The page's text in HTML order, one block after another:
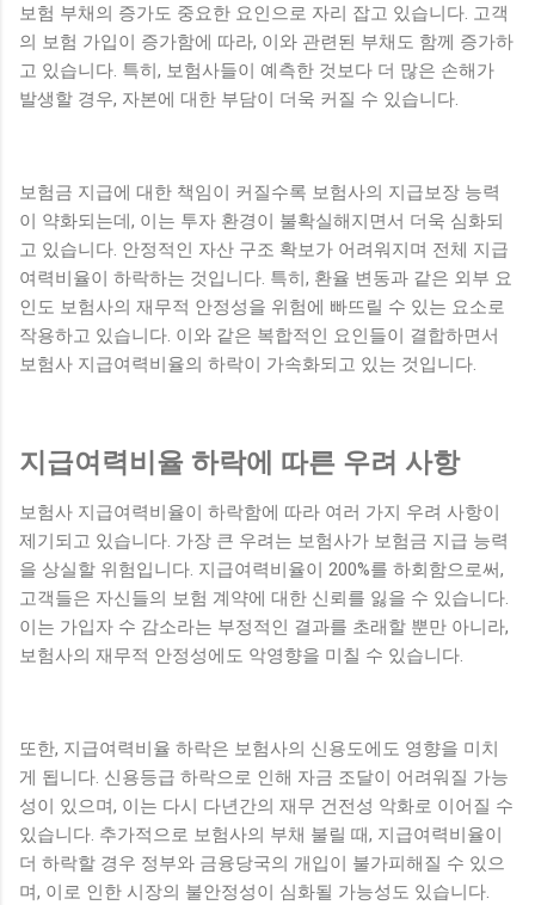
보험 부채의 증가도 중요한 요인으로 자리 잡고 있습니다. 고객
의 보험 가입이 증가함에 따라, 이와 관련된 부채도 함께 증가하
고 있습니다. 특히, 보험사들이 예측한 것보다 더 많은 손해가
발생할 경우, 자본에 대한 부담이 더욱 커질 수 있습니다.
보험금 지급에 대한 책임이 커질수록 보험사의 지급보장 능력
이 약화되는데, 이는 투자 환경이 불확실해지면서 더욱 심화되
고 있습니다. 안정적인 자산 구조 확보가 어려워지며 전체 지급
여력비율이 하락하는 것입니다. 특히, 환율 변동과 같은 외부 요
인도 보험사의 재무적 안정성을 위험에 빠뜨릴 수 있는 요소로
작용하고 있습니다. 이와 같은 복합적인 요인들이 결합하면서
보험사 지급여력비율의 하락이 가속화되고 있는 것입니다.
지급여력비율 하락에 따른 우려 사항
보험사 지급여력비율이 하락함에 따라 여러 가지 우려 사항이
제기되고 있습니다. 가장 큰 우려는 보험사가 보험금 지급 능력
을 상실할 위험입니다. 지급여력비율이 200%를 하회함으로써,
고객들은 자신들의 보험 계약에 대한 신뢰를 잃을 수 있습니다.
이는 가입자 수 감소라는 부정적인 결과를 초래할 뿐만 아니라,
보험사의 재무적 안정성에도 악영향을 미칠 수 있습니다.
또한, 지급여력비율 하락은 보험사의 신용도에도 영향을 미치
게 됩니다. 신용등급 하락으로 인해 자금 조달이 어려워질 가능
성이 있으며, 이는 다시 다년간의 재무 건전성 악화로 이어질 수
있습니다. 추가적으로 보험사의 부채 불릴 때, 지급여력비율이
더 하락할 경우 정부와 금융당국의 개입이 불가피해질 수 있으
며, 이로 인한 시장의 불안정성이 심화될 가능성도 있습니다.